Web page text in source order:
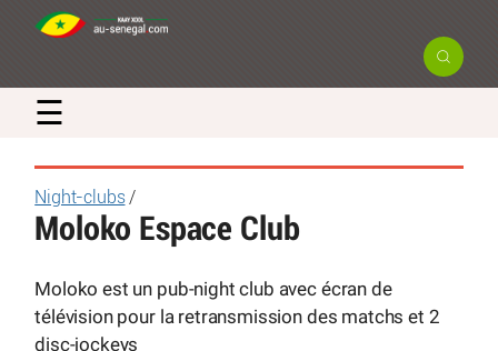
☰
Night-clubs/
Moloko Espace Club
Moloko est un pub-night club avec écran de
télévision pour la retransmission des matchs et 2
disc-jockeys